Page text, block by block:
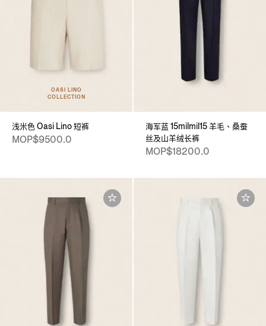
OASI LINO
COLLECTION
浅米色 Oasi Lino 短裤
MOP$9500.0
海军蓝 15milmil15 羊毛、桑蚕
丝及山羊绒长裤
MOP$18200.0